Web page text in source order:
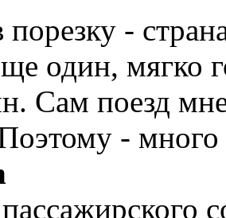
порезку -
один, мягко
Сам поезд
-
пассажирского